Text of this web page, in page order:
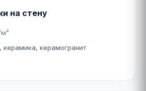
на стену
керамика, керамогранит